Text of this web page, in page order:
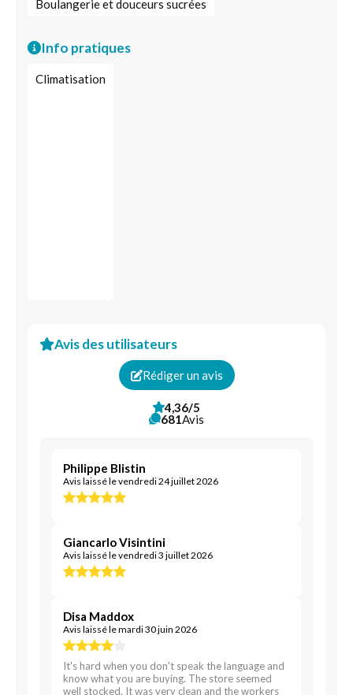
Boulangerie et douceurs sucrées
Info pratiques
Climatisation
Avis des utilisateurs
Rédiger un avis
4,36/5
681Avis
Philippe Blistin
Avis laissé le vendredi 24 juillet 2026
Giancarlo Visintini
Avis laissé le vendredi 3 juillet 2026
Disa Maddox
Avis laissé le mardi 30 juin 2026
It's hard when you don't speak the language and
know what you are buying. The store seemed
well stocked. It was very clean and the workers